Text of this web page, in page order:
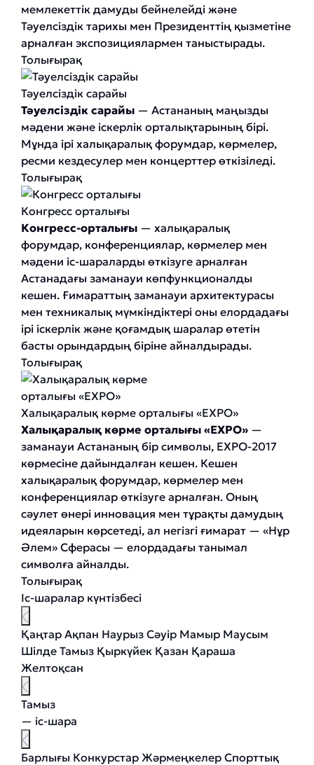
мемлекеттік дамуды бейнелейді және
Тәуелсіздік тарихы мен Президенттің қызметіне
арналған экспозициялармен таныстырады.
Толығырақ
Тәуелсіздік сарайы
Тәуелсіздік сарайы — Астананың маңызды
мәдени және іскерлік орталықтарының бірі.
Мұнда ірі халықаралық форумдар, көрмелер,
ресми кездесулер мен концерттер өткізіледі.
Толығырақ
Конгресс орталығы
Конгресс-орталығы — халықаралық
форумдар, конференциялар, көрмелер мен
мәдени іс-шараларды өткізуге арналған
Астанадағы заманауи көпфункционалды
кешен. Ғимараттың заманауи архитектурасы
мен техникалық мүмкіндіктері оны елордадағы
ірі іскерлік және қоғамдық шаралар өтетін
басты орындардың біріне айналдырады.
Толығырақ
Халықаралық көрме орталығы «EXPO»
Халықаралық көрме орталығы «EXPO» —
заманауи Астананың бір символы, EXPO-2017
көрмесіне дайындалған кешен. Кешен
халықаралық форумдар, көрмелер мен
конференциялар өткізуге арналған. Оның
сәулет өнері инновация мен тұрақты дамудың
идеяларын көрсетеді, ал негізгі ғимарат — «Нұр
Әлем» Сферасы — елордадағы танымал
символға айналды.
Толығырақ
Іс-шаралар күнтізбесі
Қаңтар Ақпан Наурыз Сәуір Мамыр Маусым
Шілде Тамыз Қыркүйек Қазан Қараша
Желтоқсан
Тамыз
— іс-шара
Барлығы Конкурстар Жәрмеңкелер Спорттық